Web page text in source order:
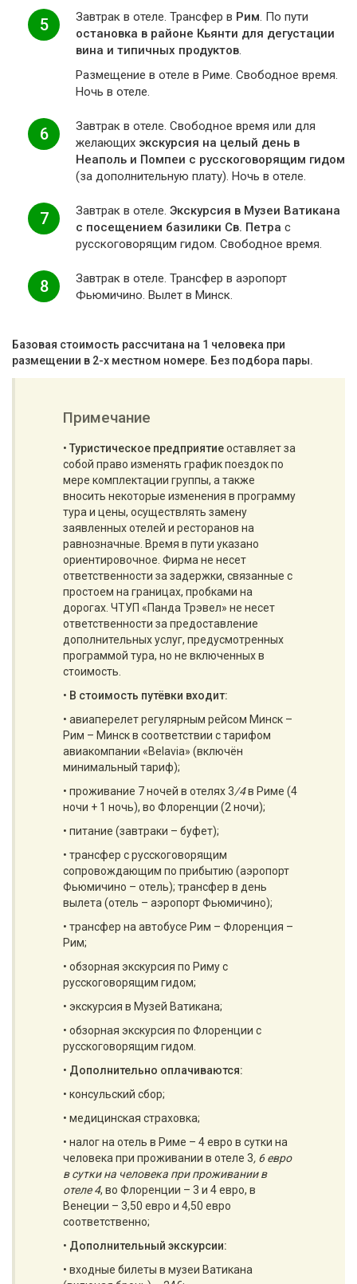
5 Завтрак в отеле. Трансфер в Рим. По пути
остановка в районе Кьянти для дегустации
вина и типичных продуктов.
Размещение в отеле в Риме. Свободное время.
Ночь в отеле.
6
Завтрак в отеле. Свободное время или для
желающих экскурсия на целый день в
Неаполь и Помпеи с русскоговорящим гидом
(за дополнительную плату). Ночь в отеле.
7 Завтрак в отеле. Экскурсия в Музеи Ватикана
с посещением базилики Св. Петра с
русскоговорящим гидом. Свободное время.
8
Завтрак в отеле. Трансфер в аэропорт
Фьюмичино. Вылет в Минск.
Базовая стоимость рассчитана на 1 человека при
размещении в 2-х местном номере. Без подбора пары.
Примечание
• Туристическое предприятиеоставляет за
собой право изменять график поездок по
мере комплектации группы, а также
вносить некоторые изменения в программу
тура и цены, осуществлять замену
заявленных отелей и ресторанов на
равнозначные. Время в пути указано
ориентировочное. Фирма не несет
ответственности за задержки, связанные с
простоем на границах, пробками на
дорогах. ЧТУП «Панда Трэвел» не несет
ответственности за предоставление
дополнительных услуг, предусмотренных
программой тура, но не включенных в
стоимость.
• В стоимость путёвки входит:
• авиаперелет регулярным рейсом Минск –
Рим – Минск в соответствии с тарифом
авиакомпании «Belavia» (включён
минимальный тариф);
• проживание 7 ночей в отелях 3/4в Риме (4
ночи + 1 ночь), во Флоренции (2 ночи);
• питание (завтраки – буфет);
• трансфер с русскоговорящим
сопровождающим по прибытию (аэропорт
Фьюмичино – отель); трансфер в день
вылета (отель – аэропорт Фьюмичино);
• трансфер на автобусе Рим – Флоренция –
Рим;
• обзорная экскурсия по Риму с
русскоговорящим гидом;
• экскурсия в Музей Ватикана;
• обзорная экскурсия по Флоренции с
русскоговорящим гидом.
• Дополнительно оплачиваются:
• консульский сбор;
• медицинская страховка;
• налог на отель в Риме – 4 евро в сутки на
человека при проживании в отеле 3, 6 евро
в сутки на человека при проживании в
отеле 4, во Флоренции – 3 и 4 евро, в
Венеции – 3,50 евро и 4,50 евро
соответственно;
• Дополнительный экскурсии:
• входные билеты в музеи Ватикана